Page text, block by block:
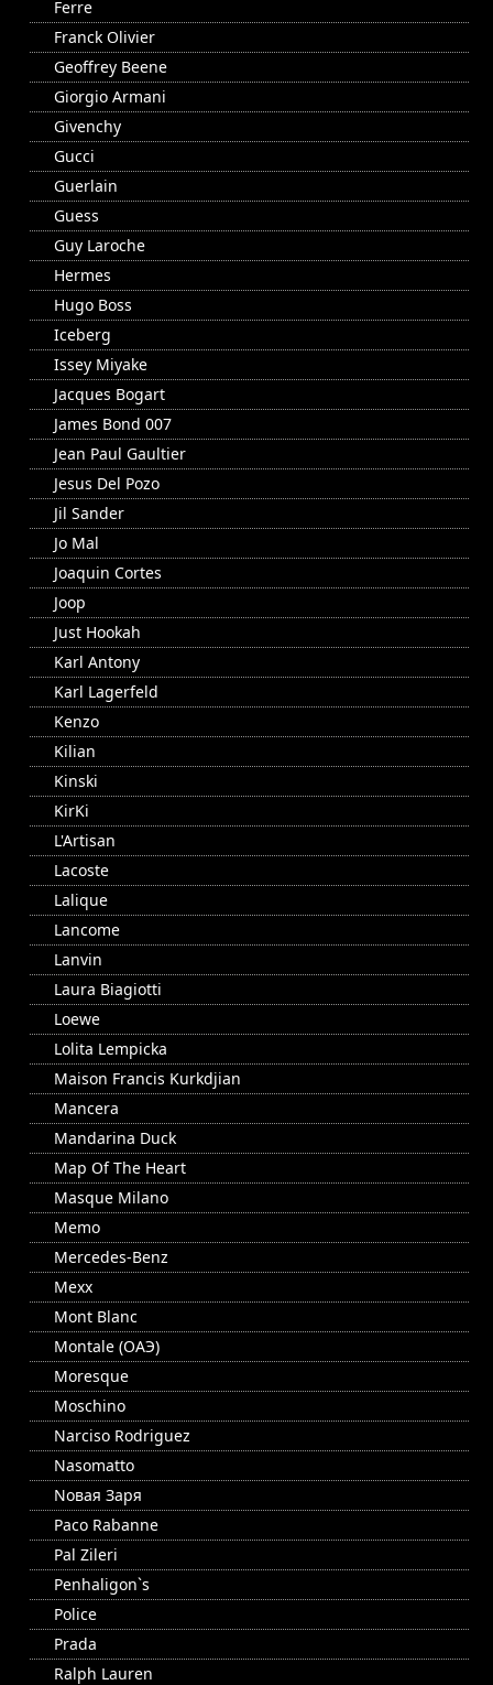
Ferre
Franck Olivier
Geoffrey Beene
Giorgio Armani
Givenchy
Gucci
Guerlain
Guess
Guy Laroche
Hermes
Hugo Boss
Iceberg
Issey Miyake
Jacques Bogart
James Bond 007
Jean Paul Gaultier
Jesus Del Pozo
Jil Sander
Jo Mal
Joaquin Cortes
Joop
Just Hookah
Karl Antony
Karl Lagerfeld
Kenzo
Kilian
Kinski
KirKi
L'Artisan
Lacoste
Lalique
Lancome
Lanvin
Laura Biagiotti
Loewe
Lolita Lempicka
Maison Francis Kurkdjian
Mancera
Mandarina Duck
Map Of The Heart
Masque Milano
Memo
Mercedes-Benz
Mexx
Mont Blanc
Montale (ОАЭ)
Moresque
Moschino
Narciso Rodriguez
Nasomatto
Nовая Заря
Paco Rabanne
Pal Zileri
Penhaligon`s
Police
Prada
Ralph Lauren